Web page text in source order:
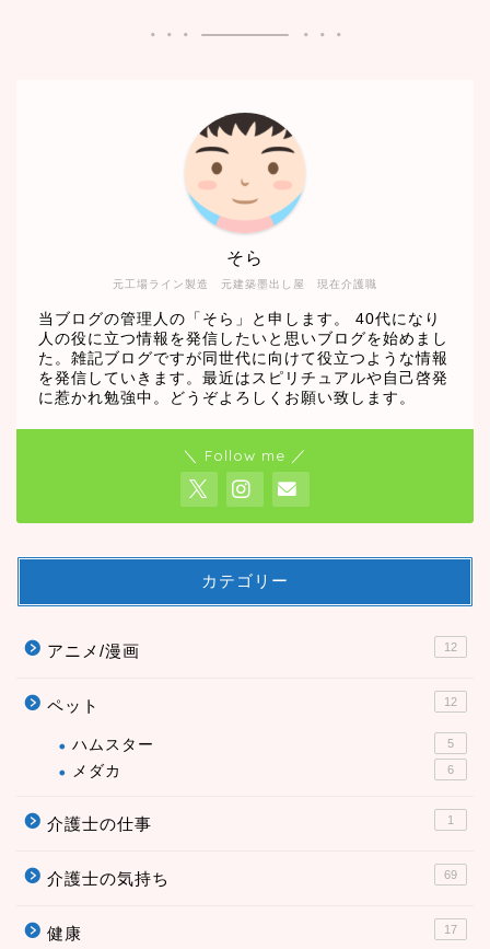
元工場ライン製造 元建築墨出し屋 現在介護職
そら
当ブログの管理人の「そら」と申します。 40代になり
人の役に立つ情報を発信したいと思いブログを始めまし
た。雑記ブログですが同世代に向けて役立つような情報
を発信していきます。最近はスピリチュアルや自己啓発
に惹かれ勉強中。どうぞよろしくお願い致します。
＼ Follow me ／
カテゴリー
アニメ/漫画 12
ペット 12
ハムスター 5
メダカ 6
介護士の仕事 1
介護士の気持ち 69
健康 17